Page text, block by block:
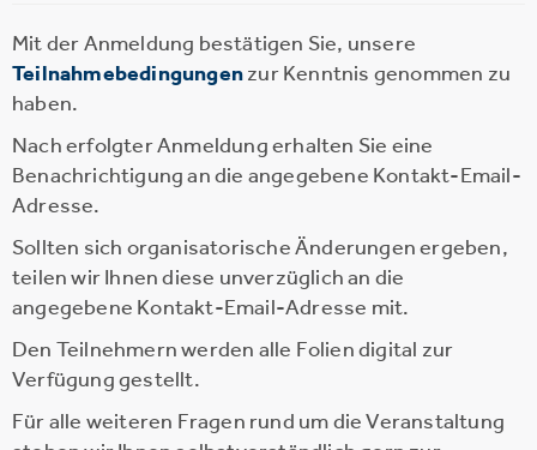
Mit der Anmeldung bestätigen Sie, unsere
Teilnahmebedingungenzur Kenntnis genommen zu
haben.
Nach erfolgter Anmeldung erhalten Sie eine
Benachrichtigung an die angegebene Kontakt-Email-
Adresse.
Sollten sich organisatorische Änderungen ergeben,
teilen wir Ihnen diese unverzüglich an die
angegebene Kontakt-Email-Adresse mit.
Den Teilnehmern werden alle Folien digital zur
Verfügung gestellt.
Für alle weiteren Fragen rund um die Veranstaltung